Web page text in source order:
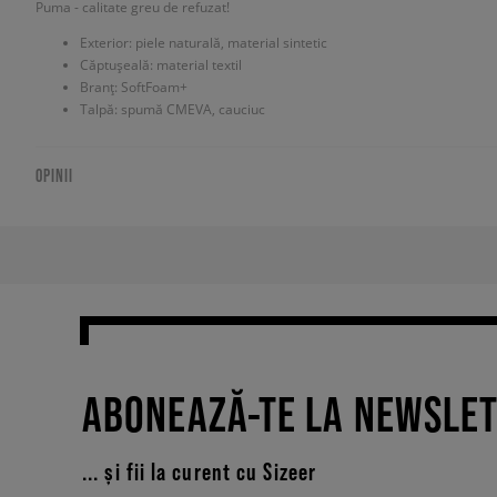
Puma - calitate greu de refuzat!
Exterior: piele naturală, material sintetic
Căptușeală: material textil
Branț: SoftFoam+
Talpă: spumă CMEVA, cauciuc
OPINII
ABONEAZĂ-TE LA
... și fii la curent cu Sizeer